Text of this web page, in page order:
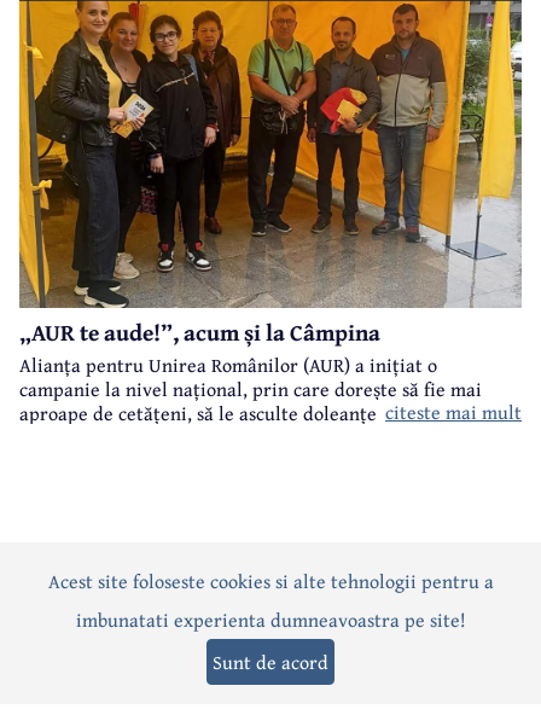
„AUR te aude!”, acum și la Câmpina
Alianța pentru Unirea Românilor (AUR) a inițiat o
campanie la nivel național, prin care dorește să fie mai
aproape de cetățeni, să le asculte doleanțele și problemele.
citeste mai mult
ActualitatePoliticăSocialEvenimentInterviuri
Editorial Sport Anunțuri
Acest site foloseste cookies si alte tehnologii pentru a
imbunatati experienta dumneavoastra pe site!
Sunt de acord